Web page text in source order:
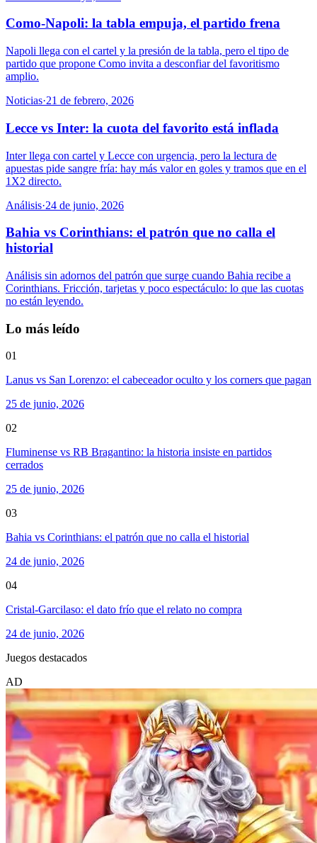
Como-Napoli: la tabla empuja, el partido frena
Napoli llega con el cartel y la presión de la tabla, pero el tipo de
partido que propone Como invita a desconfiar del favoritismo
amplio.
Noticias·21 de febrero, 2026
Lecce vs Inter: la cuota del favorito está inflada
Inter llega con cartel y Lecce con urgencia, pero la lectura de
apuestas pide sangre fría: hay más valor en goles y tramos que en el
1X2 directo.
Análisis·24 de junio, 2026
Bahia vs Corinthians: el patrón que no calla el
historial
Análisis sin adornos del patrón que surge cuando Bahia recibe a
Corinthians. Fricción, tarjetas y poco espectáculo: lo que las cuotas
no están leyendo.
Lo más leído
01
Lanus vs San Lorenzo: el cabeceador oculto y los corners que pagan
25 de junio, 2026
02
Fluminense vs RB Bragantino: la historia insiste en partidos
cerrados
25 de junio, 2026
03
Bahia vs Corinthians: el patrón que no calla el historial
24 de junio, 2026
04
Cristal-Garcilaso: el dato frío que el relato no compra
24 de junio, 2026
Juegos destacados
AD